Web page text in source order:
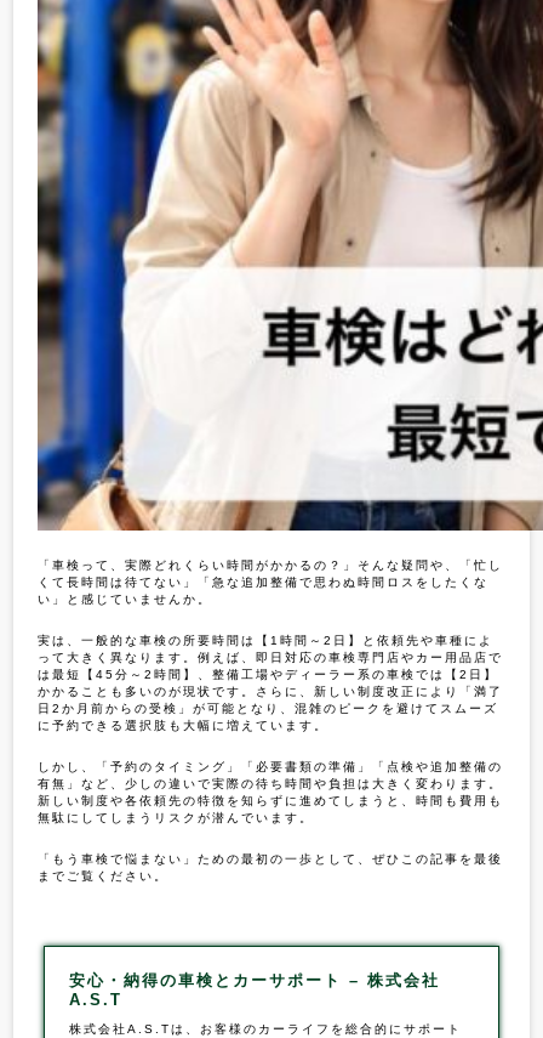
「車検って、実際どれくらい時間がかかるの？」そんな疑問や、「忙し
くて長時間は待てない」「急な追加整備で思わぬ時間ロスをしたくな
い」と感じていませんか。
実は、一般的な車検の所要時間は【1時間～2日】と依頼先や車種によ
って大きく異なります。例えば、即日対応の車検専門店やカー用品店で
は最短【45分～2時間】、整備工場やディーラー系の車検では【2日】
かかることも多いのが現状です。さらに、新しい制度改正により「満了
日2か月前からの受検」が可能となり、混雑のピークを避けてスムーズ
に予約できる選択肢も大幅に増えています。
しかし、「予約のタイミング」「必要書類の準備」「点検や追加整備の
有無」など、少しの違いで実際の待ち時間や負担は大きく変わります。
新しい制度や各依頼先の特徴を知らずに進めてしまうと、時間も費用も
無駄にしてしまうリスクが潜んでいます。
「もう車検で悩まない」ための最初の一歩として、ぜひこの記事を最後
までご覧ください。
安心・納得の車検とカーサポート – 株式会社
A.S.T
株式会社A.S.Tは、お客様のカーライフを総合的にサポート